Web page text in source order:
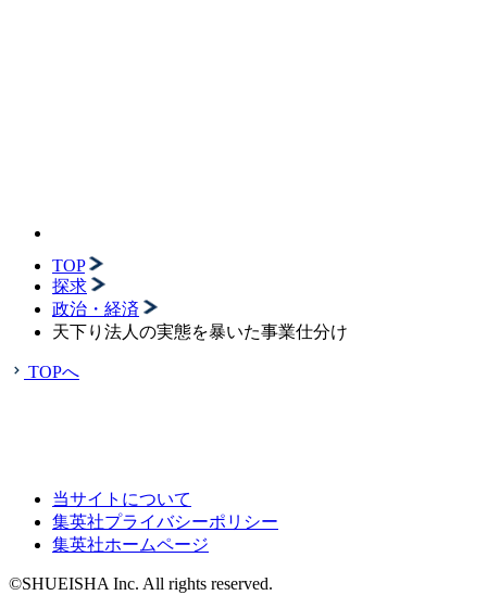
TOP
探求
政治・経済
天下り法人の実態を暴いた事業仕分け
TOPへ
当サイトについて
集英社プライバシーポリシー
集英社ホームページ
©SHUEISHA Inc. All rights reserved.